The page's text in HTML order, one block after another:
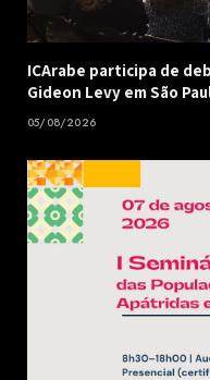
ICArabe participa de
Gideon Levy em São
05/08/2026